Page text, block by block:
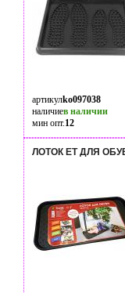
артикулko097038
наличиев наличии
мин опт.12
ЛОТОК ET ДЛЯ